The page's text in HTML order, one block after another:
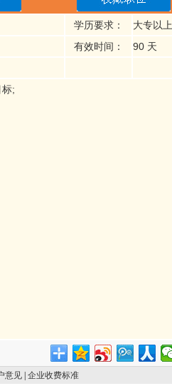
学历要求：
大专以上
有效时间：
90 天
;
意见 企业收费标准